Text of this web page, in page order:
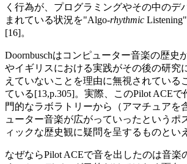
く行為が、プログラミングやその中のデ
まれている状況を"Algo-rhythmic
[16]。
Doornbuschはコンピューター音楽の歴史
やイギリスにおける実践がその後の研究
えていないことを理由に無視されている
ている[13,p.305]。実際、このPilot ACE
門的なラボラトリーから（アマチュアを
ューター音楽が広がっていったというポ
ィックな歴史観に疑問を呈するものとい
なぜならPilot ACEで音を出したのは音楽